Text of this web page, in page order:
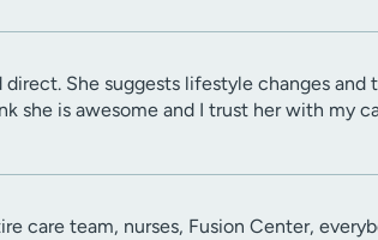
She suggests lifestyle changes
she is awesome and I trust her with my
care team, nurses, Fusion Center,